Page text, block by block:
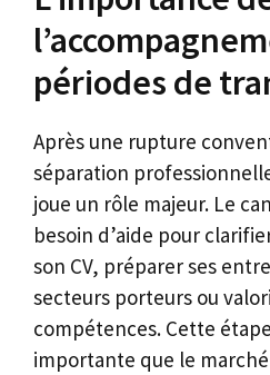
périodes de
Après une rupture
séparation
joue un rôle majeur. Le
besoin d’aide pour
son CV, préparer ses
secteurs porteurs ou
compétences. Cette
importante que le